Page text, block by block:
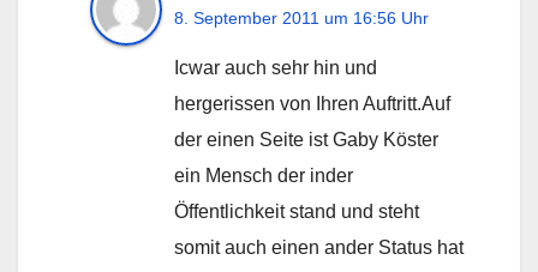
8. September 2011 um 16:56 Uhr
Icwar auch sehr hin und
hergerissen von Ihren Auftritt.Auf
der einen Seite ist Gaby Köster
ein Mensch der inder
Öffentlichkeit stand und steht
somit auch einen ander Status hat